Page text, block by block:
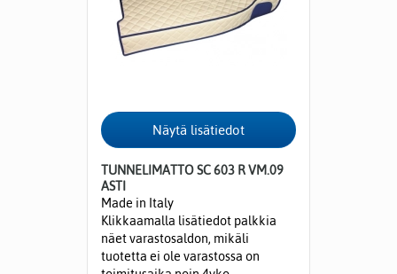
TUNNELIMATTO SC 603 R VM.09
ASTI
Made in Italy
Klikkaamalla lisätiedot palkkia
näet varastosaldon, mikäli
tuotetta ei ole varastossa on